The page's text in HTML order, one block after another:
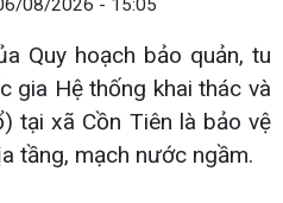
08/2026 - 15:05
Quy hoạch bảo quản, tu
gia Hệ thống khai thác và
tại xã Cồn Tiên là bảo vệ
tầng, mạch nước ngầm.